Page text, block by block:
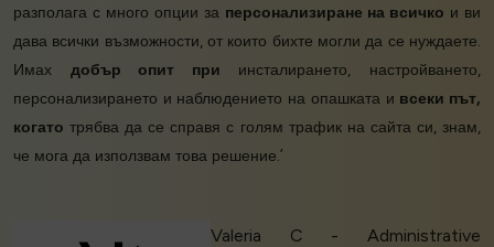
разполага с много опции за персонализиране на всичко и ви
дава всички възможности, от които бихте могли да се нуждаете.
Имах добър опит при инсталирането, настройването,
персонализирането и наблюдението на опашката и всеки път,
когато трябва да се справя с голям трафик на сайта си, знам,
че мога да използвам това решение.’
Valeria C - Administrative